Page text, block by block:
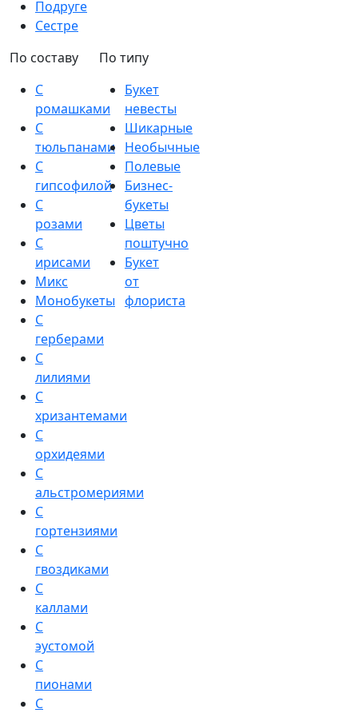
Подруге
Сестре
По составу
С
ромашками
С
тюльпанами
С
гипсофилой
С
розами
С
ирисами
Микс
Монобукеты
С
герберами
С
лилиями
С
хризантемами
С
орхидеями
С
альстромериями
С
гортензиями
С
гвоздиками
С
каллами
С
эустомой
С
пионами
С
По типу
Букет
невесты
Шикарные
Необычные
Полевые
Бизнес-
букеты
Цветы
поштучно
Букет
от
флориста